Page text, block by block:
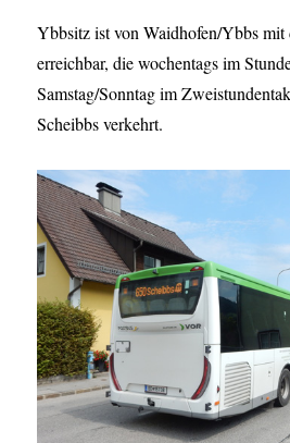
Ybbsitz ist von Waidhofen/Ybbs
erreichbar, die wochentags im
Samstag/Sonntag im
Scheibbs verkehrt.